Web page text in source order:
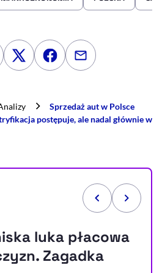
luka płacowa
Zagadka
na LinkedIn
Udostępnij na Twitterze
Udostępnij na
Udostępnij
Sprzedaż aut w Polsce
postępuje, ale nadal głównie w